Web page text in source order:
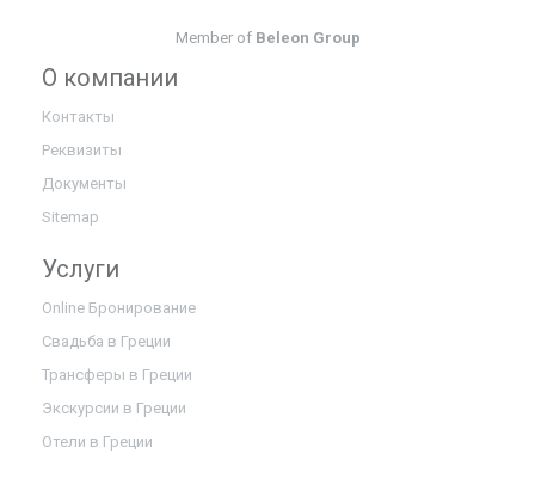
Member of Beleon Group
О компании
Контакты
Реквизиты
Документы
Sitemap
Услуги
Online Бронирование
Свадьба в Греции
Трансферы в Греции
Экскурсии в Греции
Отели в Греции